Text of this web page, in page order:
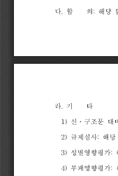
다. 합 의: 해당
라. 기 타
1) 신 구조문 대
2) 규제심사: 해당
3) 성별영향평가:
4) 부패영향평가: